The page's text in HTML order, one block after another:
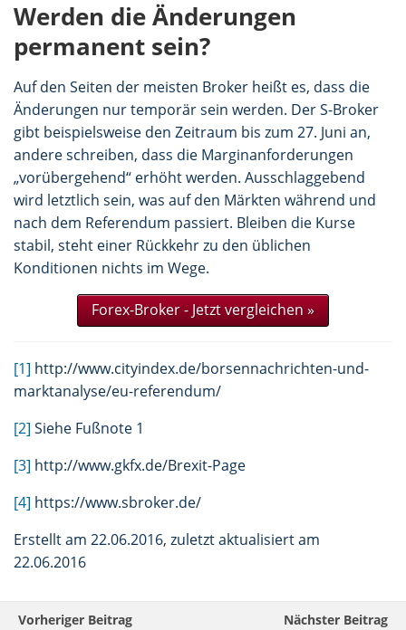
Werden die Änderungen
permanent sein?
Auf den Seiten der meisten Broker heißt es, dass die
Änderungen nur temporär sein werden. Der S-Broker
gibt beispielsweise den Zeitraum bis zum 27. Juni an,
andere schreiben, dass die Marginanforderungen
„vorübergehend“ erhöht werden. Ausschlaggebend
wird letztlich sein, was auf den Märkten während und
nach dem Referendum passiert. Bleiben die Kurse
stabil, steht einer Rückkehr zu den üblichen
Konditionen nichts im Wege.
Forex-Broker - Jetzt vergleichen»
[1] http://www.cityindex.de/borsennachrichten-und-
marktanalyse/eu-referendum/
[2] Siehe Fußnote 1
[3] http://www.gkfx.de/Brexit-Page
[4] https://www.sbroker.de/
Erstellt am 22.06.2016, zuletzt aktualisiert am
22.06.2016
Vorheriger Beitrag Nächster Beitrag